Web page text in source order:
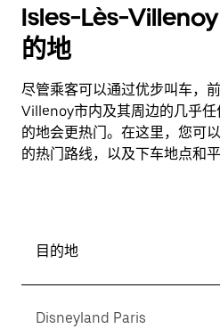
Isles-Lès-
的地
尽管乘客可以通过优步叫车，
Villenoy市内及其周边的几乎任
的地会更热门。在这里，您可
的热门路线，以及下车地点和
目的地
Disneyland Paris